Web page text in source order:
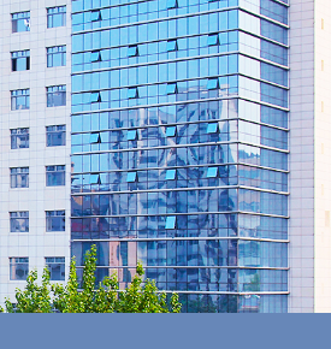
中西医协同旗舰医院
信息公开
医院概况
医院环境
行风建设
招标采购
采购公告
中标公告
人才招聘